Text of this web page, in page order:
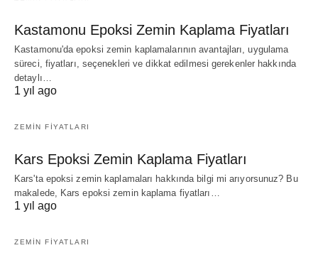
Kastamonu Epoksi Zemin Kaplama Fiyatları
Kastamonu'da epoksi zemin kaplamalarının avantajları, uygulama
süreci, fiyatları, seçenekleri ve dikkat edilmesi gerekenler hakkında
detaylı…
1 yıl ago
ZEMIN FIYATLARI
Kars Epoksi Zemin Kaplama Fiyatları
Kars'ta epoksi zemin kaplamaları hakkında bilgi mi arıyorsunuz? Bu
makalede, Kars epoksi zemin kaplama fiyatları…
1 yıl ago
ZEMIN FIYATLARI